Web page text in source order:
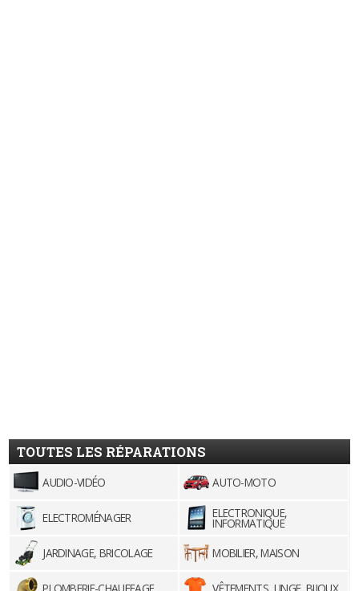
TOUTES LES RÉPARATIONS
AUDIO-VIDÉO AUTO-MOTO
ELECTROMÉNAGER ELECTRONIQUE,
INFORMATIQUE
JARDINAGE, BRICOLAGE
MOBILIER, MAISON